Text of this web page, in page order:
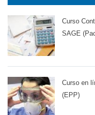
Curso
SAGE
Curso en
(EPP)